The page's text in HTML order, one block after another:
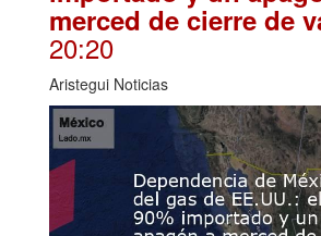
merced de cierre de
20:20
Aristegui Noticias